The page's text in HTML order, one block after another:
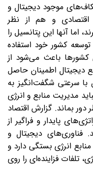
موجود دیجیتال و
اقتصادی و هم از نظر
اما آنها این پتانسیل را
توسعه کشور خود استفاده
باعث می‌شود از
دیجیتال اطمینان حاصل
با سرعتی شگفت‌انگیز به
مدیریت منابع و انرژی
دور بماند. گزارش اقتصاد
استراتژی‌های پایدار و فراگیر از
فناوری‌های دیجیتال و
انرژی بستگی دارد و
تلفات فزاینده‌ای را روی